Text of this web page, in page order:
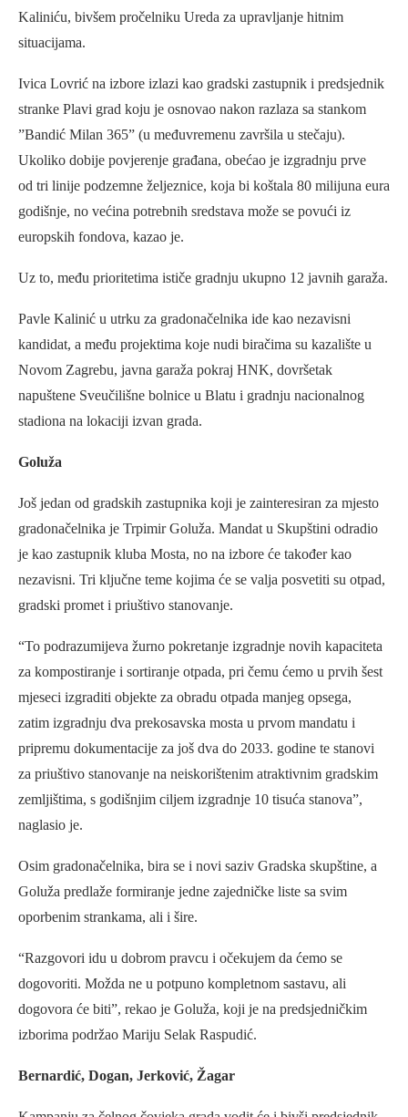
Kaliniću, bivšem pročelniku Ureda za upravljanje hitnim
situacijama.
Ivica Lovrić na izbore izlazi kao gradski zastupnik i predsjednik
stranke Plavi grad koju je osnovao nakon razlaza sa stankom
”Bandić Milan 365” (u međuvremenu završila u stečaju).
Ukoliko dobije povjerenje građana, obećao je izgradnju prve
od tri linije podzemne željeznice, koja bi koštala 80 milijuna eura
godišnje, no većina potrebnih sredstava može se povući iz
europskih fondova, kazao je.
Uz to, među prioritetima ističe gradnju ukupno 12 javnih garaža.
Pavle Kalinić u utrku za gradonačelnika ide kao nezavisni
kandidat, a među projektima koje nudi biračima su kazalište u
Novom Zagrebu, javna garaža pokraj HNK, dovršetak
napuštene Sveučilišne bolnice u Blatu i gradnju nacionalnog
stadiona na lokaciji izvan grada.
Goluža
Još jedan od gradskih zastupnika koji je zainteresiran za mjesto
gradonačelnika je Trpimir Goluža. Mandat u Skupštini odradio
je kao zastupnik kluba Mosta, no na izbore će također kao
nezavisni. Tri ključne teme kojima će se valja posvetiti su otpad,
gradski promet i priuštivo stanovanje.
“To podrazumijeva žurno pokretanje izgradnje novih kapaciteta
za kompostiranje i sortiranje otpada, pri čemu ćemo u prvih šest
mjeseci izgraditi objekte za obradu otpada manjeg opsega,
zatim izgradnju dva prekosavska mosta u prvom mandatu i
pripremu dokumentacije za još dva do 2033. godine te stanovi
za priuštivo stanovanje na neiskorištenim atraktivnim gradskim
zemljištima, s godišnjim ciljem izgradnje 10 tisuća stanova”,
naglasio je.
Osim gradonačelnika, bira se i novi saziv Gradska skupštine, a
Goluža predlaže formiranje jedne zajedničke liste sa svim
oporbenim strankama, ali i šire.
“Razgovori idu u dobrom pravcu i očekujem da ćemo se
dogovoriti. Možda ne u potpuno kompletnom sastavu, ali
dogovora će biti”, rekao je Goluža, koji je na predsjedničkim
izborima podržao Mariju Selak Raspudić.
Bernardić, Dogan, Jerković, Žagar